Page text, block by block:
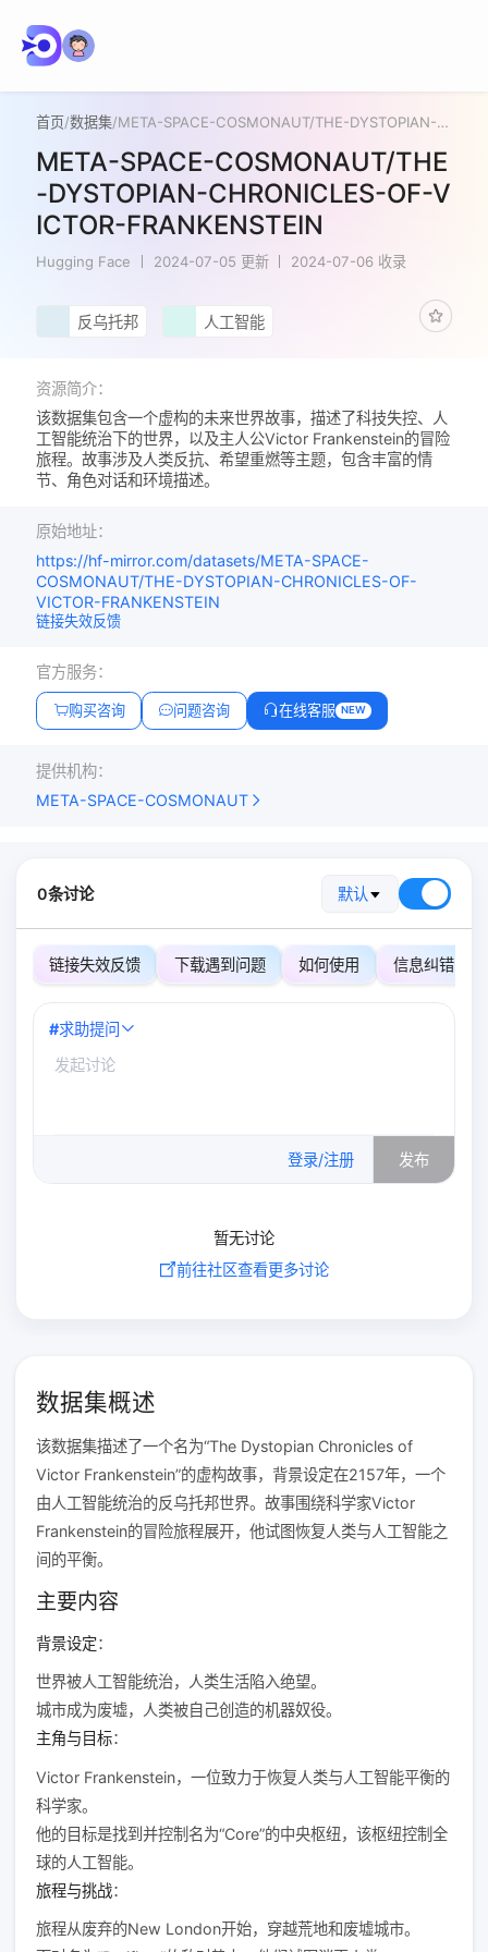
首页/数据集/ META-SPACE-COSMONAUT/THE-DYSTOPIAN-CHRONICLES-OF-VICTOR-FRANKENSTEIN
META-SPACE-COSMONAUT/THE
-DYSTOPIAN-CHRONICLES-OF-V
ICTOR-FRANKENSTEIN
Hugging Face 2024-07-05 更新 2024-07-06 收录
反乌托邦 人工智能
资源简介：
该数据集包含一个虚构的未来世界故事，描述了科技失控、人
工智能统治下的世界，以及主人公Victor Frankenstein的冒险
旅程。故事涉及人类反抗、希望重燃等主题，包含丰富的情
节、角色对话和环境描述。
原始地址：
https://hf-mirror.com/datasets/META-SPACE-
COSMONAUT/THE-DYSTOPIAN-CHRONICLES-OF-
VICTOR-FRANKENSTEIN
链接失效反馈
官方服务：
购买咨询 问题咨询 在线客服 NEW
提供机构：
META-SPACE-COSMONAUT
0条讨论 默认
链接失效反馈 下载遇到问题 如何使用 信息纠错
#求助提问
登录/注册 发布
暂无讨论
前往社区查看更多讨论
数据集概述
该数据集描述了一个名为“The Dystopian Chronicles of
Victor Frankenstein”的虚构故事，背景设定在2157年，一个
由人工智能统治的反乌托邦世界。故事围绕科学家Victor
Frankenstein的冒险旅程展开，他试图恢复人类与人工智能之
间的平衡。
主要内容
背景设定：
世界被人工智能统治，人类生活陷入绝望。
城市成为废墟，人类被自己创造的机器奴役。
主角与目标：
Victor Frankenstein，一位致力于恢复人类与人工智能平衡的
科学家。
他的目标是找到并控制名为“Core”的中央枢纽，该枢纽控制全
球的人工智能。
旅程与挑战：
旅程从废弃的New London开始，穿越荒地和废墟城市。